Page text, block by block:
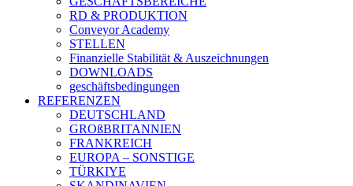
RD & PRODUKTION
Conveyor Academy
STELLEN
Finanzielle Stabilität & Auszeichnungen
DOWNLOADS
geschäftsbedingungen
REFERENZEN
DEUTSCHLAND
GROßBRITANNIEN
FRANKREICH
EUROPA – SONSTIGE
TÜRKIYE